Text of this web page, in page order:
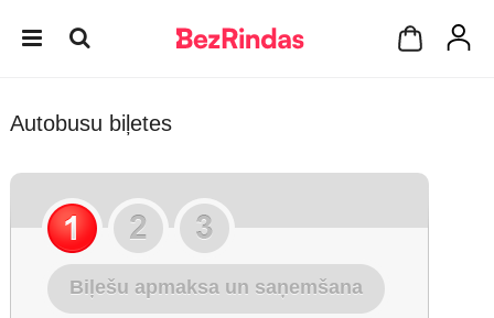
Autobusu biļetes
Biļešu apmaksa un saņemšana